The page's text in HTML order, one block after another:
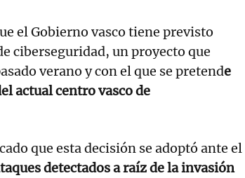
el Gobierno vasco tiene previsto
ciberseguridad, un proyecto que
verano y con el que se pretende
actual centro vasco de
que esta decisión se adoptó ante el
detectados a raíz de la invasión